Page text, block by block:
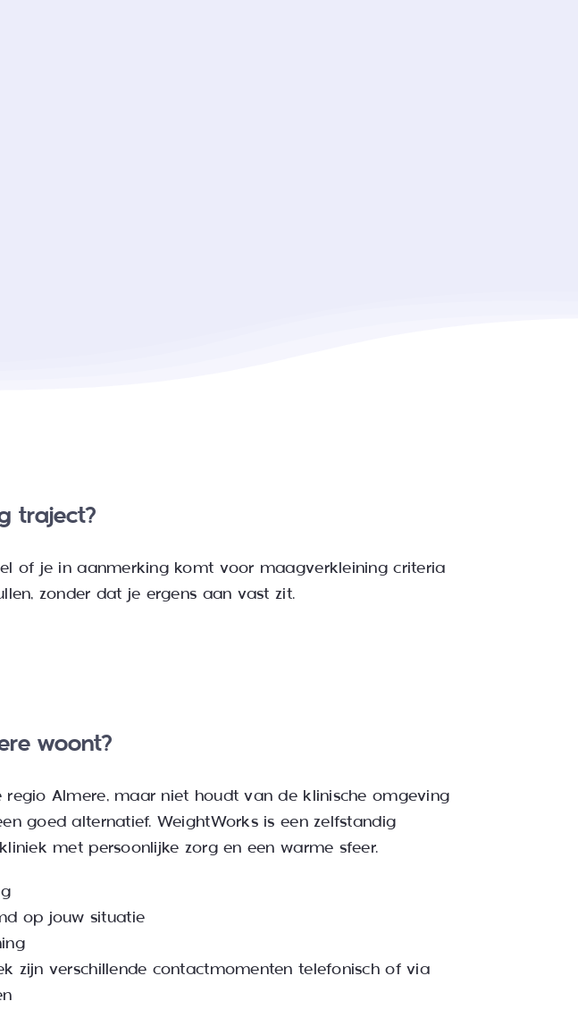
traject?
of je in aanmerking komt voor maagverkleining criteria
zonder dat je ergens aan vast zit.
woont?
Almere, maar niet houdt van de klinische omgeving
goed alternatief. WeightWorks is eenzelfstandig
met persoonlijke zorg en een warme sfeer.
op jouw situatie
zijn verschillende contactmomenten telefonisch of via